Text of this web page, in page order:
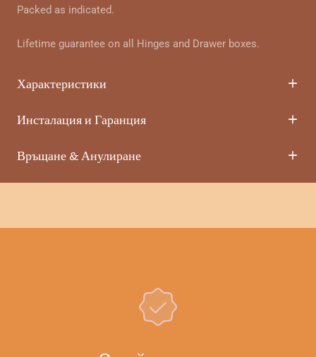
Packed as indicated.
Lifetime guarantee on all Hinges and Drawer boxes.
Характеристики
Инсталация и Гаранция
Връщане & Анулиране